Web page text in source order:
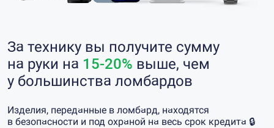
За технику вы получите сумму
на руки на 15-20% выше, чем
у большинства ломбардов
Изделия, переданные в ломбард, находятся
в безопасности и под охраной на весь срок кредита 🔒